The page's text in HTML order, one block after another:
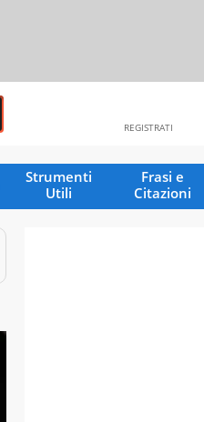
REGISTRATI
Strumenti
Utili
Frasi e
Citazioni